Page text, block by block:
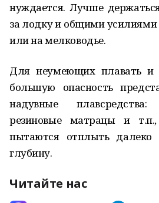
нуждается. Лучше
за лодку и общими усилиями
или на мелководье.
Для неумеющих плавать и
большую опасность
надувные
резиновые матрацы и
пытаются отплыть
глубину.
Читайте нас